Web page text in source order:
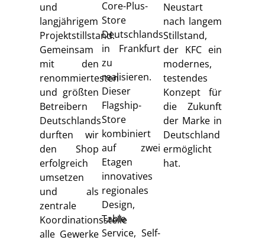
und
langjährigem
Projektstillstand.
Gemeinsam
mit den
renommiertesten
und größten
Betreibern
Deutschlands
durften wir
den Shop
erfolgreich
umsetzen
und als
zentrale
Koordinationsstelle
alle Gewerke
Core-Plus-
Store
Deutschlands
in Frankfurt
zu
realisieren.
Dieser
Flagship-
Store
kombiniert
auf zwei
Etagen
innovatives
regionales
Design,
Table
Service, Self-
Neustart
nach langem
Stillstand,
der KFC ein
modernes,
testendes
Konzept für
die Zukunft
der Marke in
Deutschland
ermöglicht
hat.